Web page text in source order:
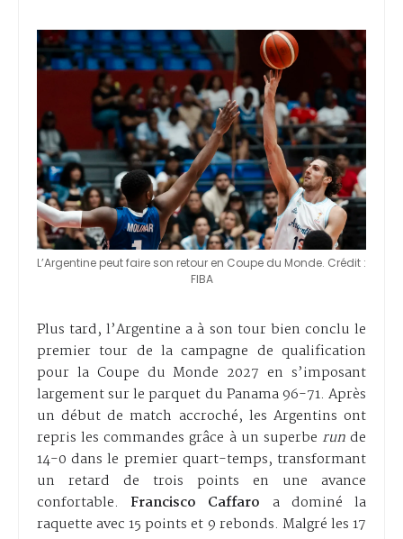
L’Argentine peut faire son retour en Coupe du Monde. Crédit :
FIBA
Plus tard, l’Argentine a à son tour bien conclu le
premier tour de la campagne de qualification
pour la Coupe du Monde 2027 en s’imposant
largement sur le parquet du Panama 96-71. Après
un début de match accroché, les Argentins ont
repris les commandes grâce à un superbe runde
14-0 dans le premier quart-temps, transformant
un retard de trois points en une avance
confortable.Francisco Caffaro a dominé la
raquette avec 15 points et 9 rebonds. Malgré les 17